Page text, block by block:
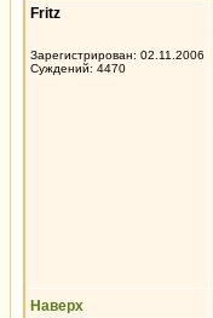
Fritz
Зарегистрирован: 02.11.2006
Суждений: 4470
Наверх